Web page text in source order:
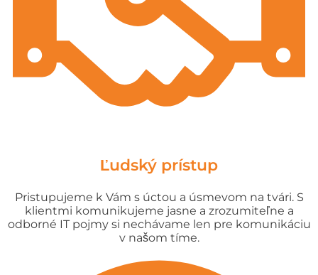
Ľudský prístup
Pristupujeme k Vám s úctou a úsmevom na tvári. S
klientmi komunikujeme jasne a zrozumiteľne a
odborné IT pojmy si nechávame len pre komunikáciu
v našom tíme.